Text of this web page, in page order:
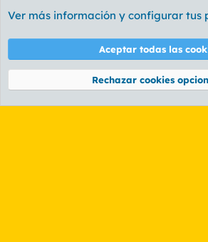
Cookies
PL OLDSTYLE AMARILLO
Términos y reglas Política
Community platform by XenForo® © 2010-2026
Ver más información y configurar tus
Aceptar todas las
Rechazar cookies